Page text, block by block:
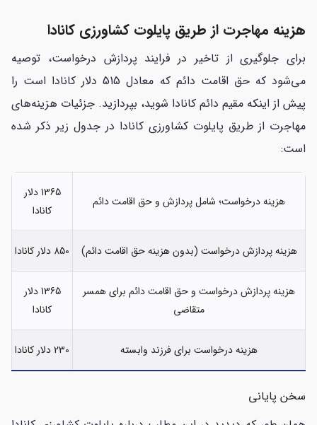
هزینه مهاجرت از طریق پایلوت کشاورزی کانادا
برای جلوگیری از تاخیر در فرایند پردازش درخواست، توصیه
می‌شود که حق اقامت دائم که معادل 515 دلار کانادا است را
پیش از اینکه مقیم دائم کانادا شوید، بپردازید. جزئیات هزینه‌های
مهاجرت از طریق پایلوت کشاورزی کانادا در جدول زیر ذکر شده
است:
هزینه درخواست؛ شامل پردازش و حق اقامت دائم
1365 دلار
کانادا
هزینه پردازش درخواست (بدون هزینه حق اقامت دائم) 850 دلار کانادا
هزینه پردازش درخواست و حق اقامت دائم برای همسر
متقاضی
1365 دلار
کانادا
هزینه درخواست برای فرزند وابسته 230 دلار کانادا
سخن پایانی